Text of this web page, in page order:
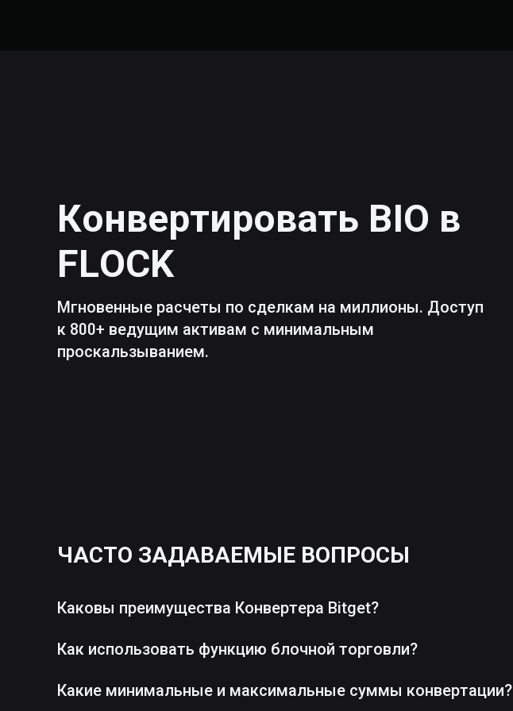
Конвертировать BIO в
FLOCK
Мгновенные расчеты по сделкам на миллионы. Доступ
к 800+ ведущим активам с минимальным
проскальзыванием.
ЧАСТО ЗАДАВАЕМЫЕ ВОПРОСЫ
Каковы преимущества Конвертера Bitget?
Как использовать функцию блочной торговли?
Какие минимальные и максимальные суммы конвертации?